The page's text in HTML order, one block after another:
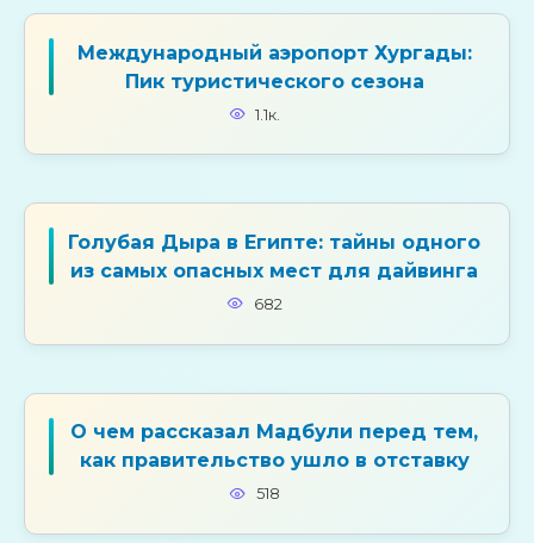
Международный аэропорт Хургады:
Пик туристического сезона
1.1к.
Голубая Дыра в Египте: тайны одного
из самых опасных мест для дайвинга
682
О чем рассказал Мадбули перед тем,
как правительство ушло в отставку
518